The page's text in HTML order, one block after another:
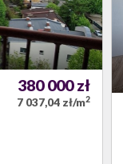
380 000zł
7 037,04 zł/m2